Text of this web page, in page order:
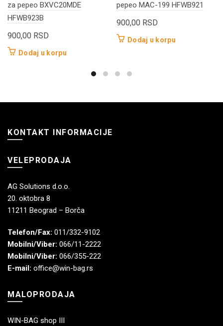
za pepeo BXVC20MDE
HFWB923B
900,00 RSD
Dodaj u korpu
pepeo MAC-199 HFWB921
900,00 RSD
Dodaj u korpu
KONTAKT INFORMACIJE
VELEPRODAJA
AG Solutions d.o.o.
20. oktobra 8
11211 Beograd – Borča
Telefon/Fax: 011/332-9102
Mobilni/Viber: 066/11-2222
Mobilni/Viber: 066/355-222
E-mail: office@win-bag.rs
MALOPRODAJA
WIN-BAG shop III